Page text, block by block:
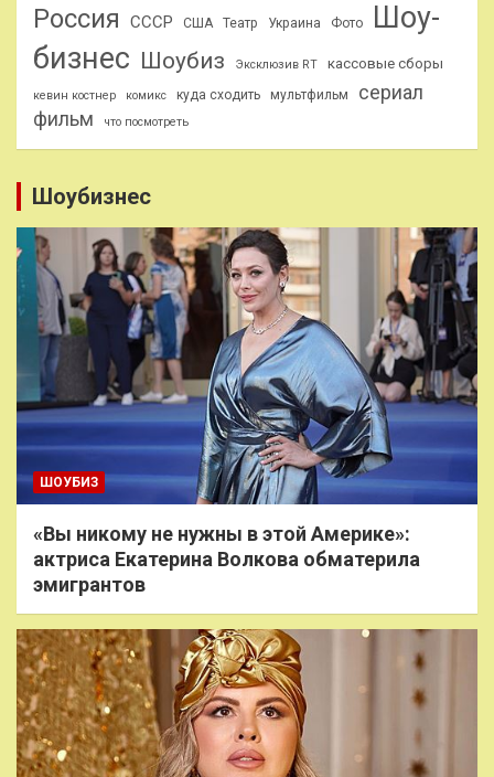
Россия СССР США Театр Украина Фото
Шоу-
бизнес Шоубиз Эксклюзив RT кассовые сборы
кевин костнер комикс куда сходить мультфильм
сериал
фильм
что посмотреть
Шоубизнес
ШОУБИЗ
«Вы никому не нужны в этой Америке»:
актриса Екатерина Волкова обматерила
эмигрантов